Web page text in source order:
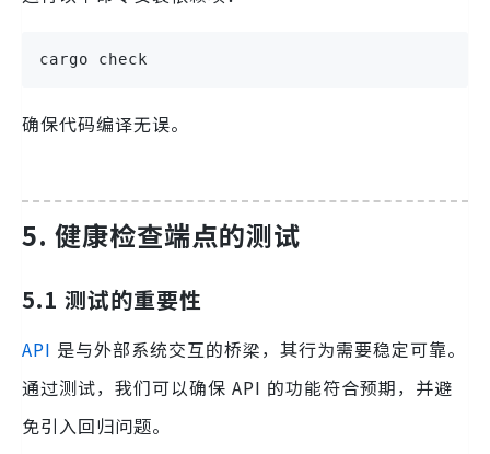
cargo check
确保代码编译无误。
5. 健康检查端点的测试
5.1 测试的重要性
API 是与外部系统交互的桥梁，其行为需要稳定可靠。
通过测试，我们可以确保 API 的功能符合预期，并避
免引入回归问题。